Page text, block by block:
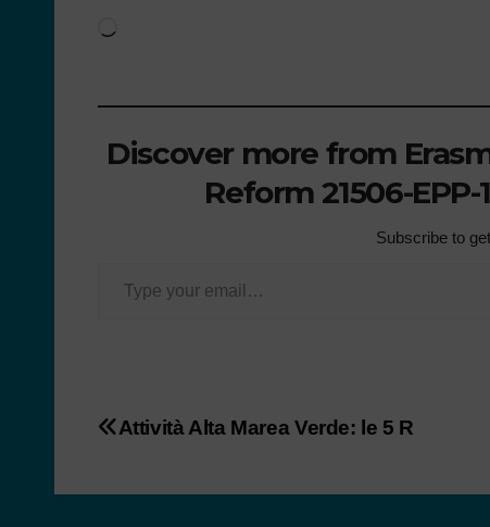
Discover more from
Reform 21506-EPP-
Subscribe to
Attività Alta Marea Verde: le 5 R